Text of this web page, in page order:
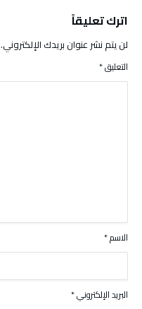
اترك تعليقاً
لن يتم نشر عنوان بريدك الإلكتروني.
التعليق*
الاسم*
البريد الإلكتروني*